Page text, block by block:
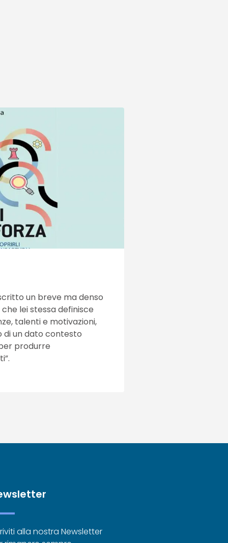
un breve ma denso
lei stessa definisce
talenti e motivazioni,
di un dato contesto
produrre
alla nostra Newsletter